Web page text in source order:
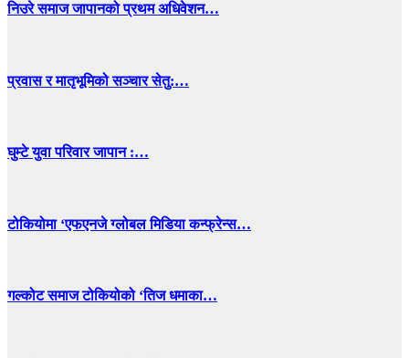
निउरे समाज जापानको प्रथम अधिवेशन…
प्रवास र मातृभूमिको सञ्चार सेतु:…
घुम्टे युवा परिवार जापान :…
टोकियोमा ‘एफएनजे ग्लोबल मिडिया कन्फ्रेन्स…
गल्कोट समाज टोकियोको ‘तिज धमाका…